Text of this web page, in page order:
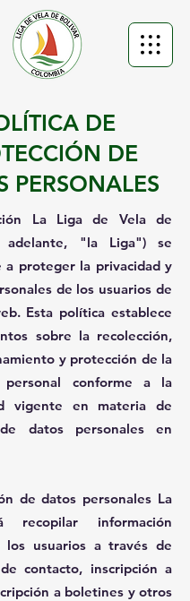
DE
DE
PERSONALES
La Liga de Vela de
adelante, "la Liga") se
a proteger la privacidad y
de los usuarios de
Esta política establece
sobre la recolección,
y protección de la
personal conforme a la
vigente en materia de
datos personales en
de datos personales La
recopilar información
los usuarios a través de
contacto, inscripción a
a boletines y otros